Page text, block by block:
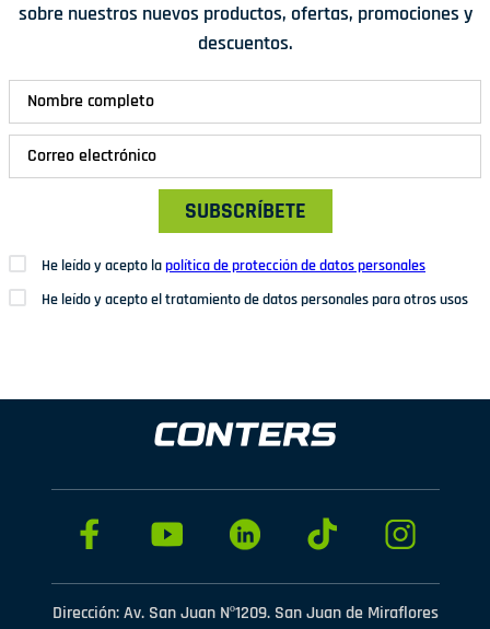
sobre nuestros nuevos productos, ofertas, promociones y
descuentos.
SUBSCRÍBETE
He leído y acepto lapolítica de protección de datos personales
He leído y acepto el tratamiento de datos personales para otros usos
Dirección: Av. San Juan Nº1209. San Juan de Miraflores